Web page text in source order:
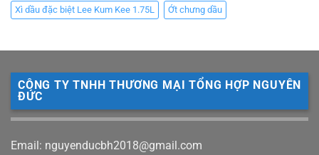
Xì dầu đặc biệt Lee Kum Kee 1.75L Ớt chưng dầu
CÔNG TY TNHH THƯƠNG MẠI TỔNG HỢP NGUYÊN
ĐỨC
Email: nguyenducbh2018@gmail.com